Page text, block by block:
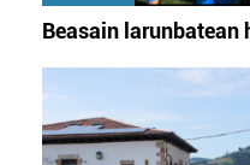
Beasain larunbatean